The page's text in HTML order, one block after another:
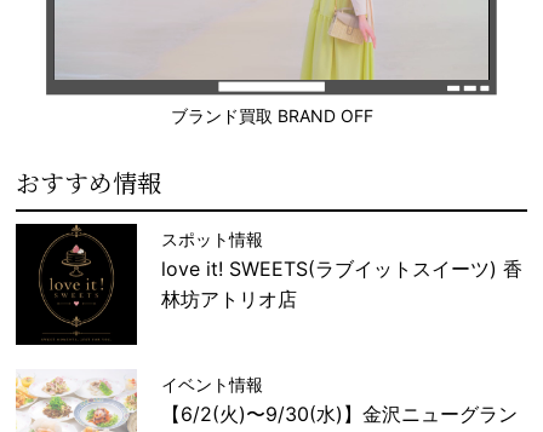
ブランド買取 BRAND OFF
おすすめ情報
スポット情報
love it! SWEETS(ラブイットスイーツ) 香
林坊アトリオ店
イベント情報
【6/2(火)〜9/30(水)】金沢ニューグラン